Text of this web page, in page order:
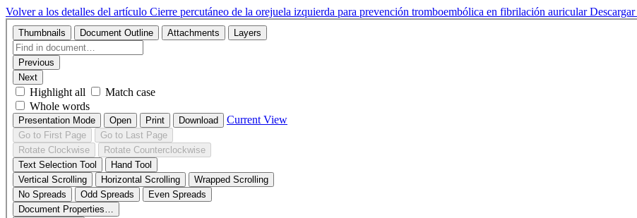
Volver a los detalles del artículo Cierre percutáneo de la orejuela izquierda para prevención tromboembólica en fibrilación auricularDescargar